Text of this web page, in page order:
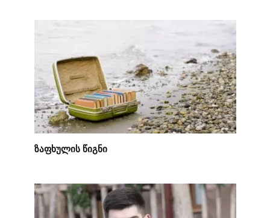
ზაფხულის წიგნი